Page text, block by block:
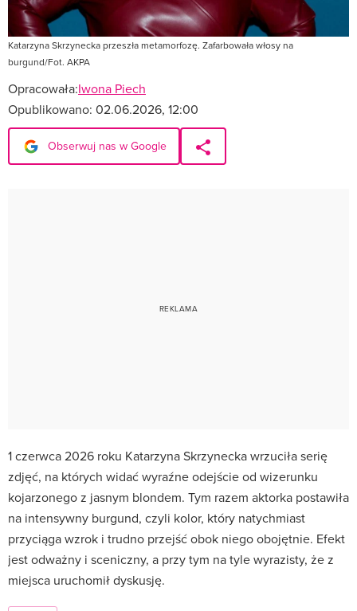
Katarzyna Skrzynecka przeszła metamorfozę. Zafarbowała włosy na
burgund/Fot. AKPA
Opracowała:Iwona Piech
Opublikowano: 02.06.2026, 12:00
Obserwuj nas w Google
1 czerwca 2026 roku Katarzyna Skrzynecka wrzuciła serię
zdjęć, na których widać wyraźne odejście od wizerunku
kojarzonego z jasnym blondem. Tym razem aktorka postawiła
na intensywny burgund, czyli kolor, który natychmiast
przyciąga wzrok i trudno przejść obok niego obojętnie. Efekt
jest odważny i sceniczny, a przy tym na tyle wyrazisty, że z
miejsca uruchomił dyskusję.